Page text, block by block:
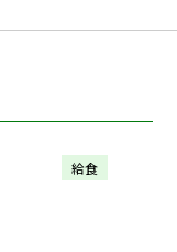
給食